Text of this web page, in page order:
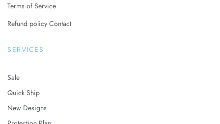
Terms of Service
Refund policy Contact
SERVICES
Sale
Quick Ship
New Designs